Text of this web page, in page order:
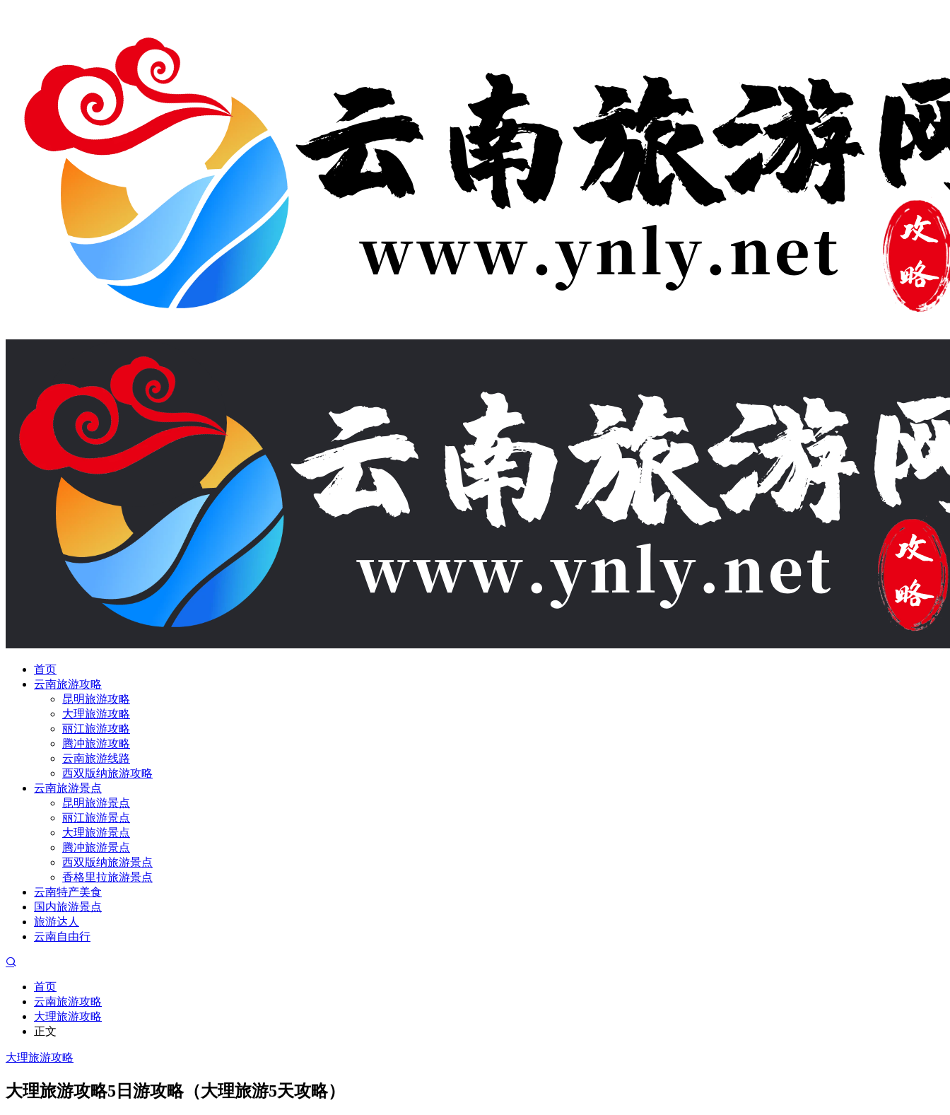
首页
云南旅游攻略
昆明旅游攻略
大理旅游攻略
丽江旅游攻略
腾冲旅游攻略
云南旅游线路
西双版纳旅游攻略
云南旅游景点
昆明旅游景点
丽江旅游景点
大理旅游景点
腾冲旅游景点
西双版纳旅游景点
香格里拉旅游景点
云南特产美食
国内旅游景点
旅游达人
云南自由行
首页
云南旅游攻略
大理旅游攻略
正文
大理旅游攻略
大理旅游攻略5日游攻略（大理旅游5天攻略）